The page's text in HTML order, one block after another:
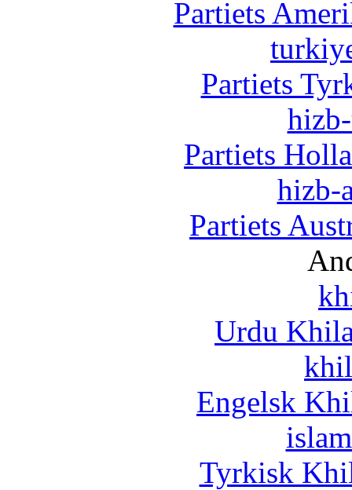
Partiets
Partiets
Partiets
hizb-
Partiets
Urdu
Engelsk
Tyrkisk